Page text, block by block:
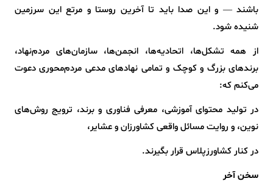
باشند — و این صدا باید تا آخرین روستا و مرتع این سرزمین
شنیده شود.
از همه تشکل‌ها، اتحادیه‌ها، انجمن‌ها، سازمان‌های مردم‌نهاد،
برندهای بزرگ و کوچک و تمامی نهادهای مدعی مردم‌محوری دعوت
می‌کنم که:
در تولید محتوای آموزشی، معرفی فناوری و برند، ترویج روش‌های
نوین، و روایت مسائل واقعی کشاورزان و عشایر،
در کنار کشاورزپلاس قرار بگیرند.
سخن آخر